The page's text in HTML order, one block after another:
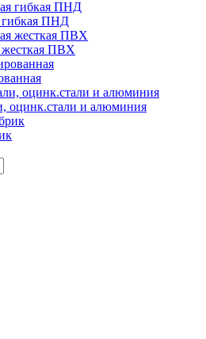
гибкая ПНД
жесткая ПВХ
оцинк.стали и алюминия